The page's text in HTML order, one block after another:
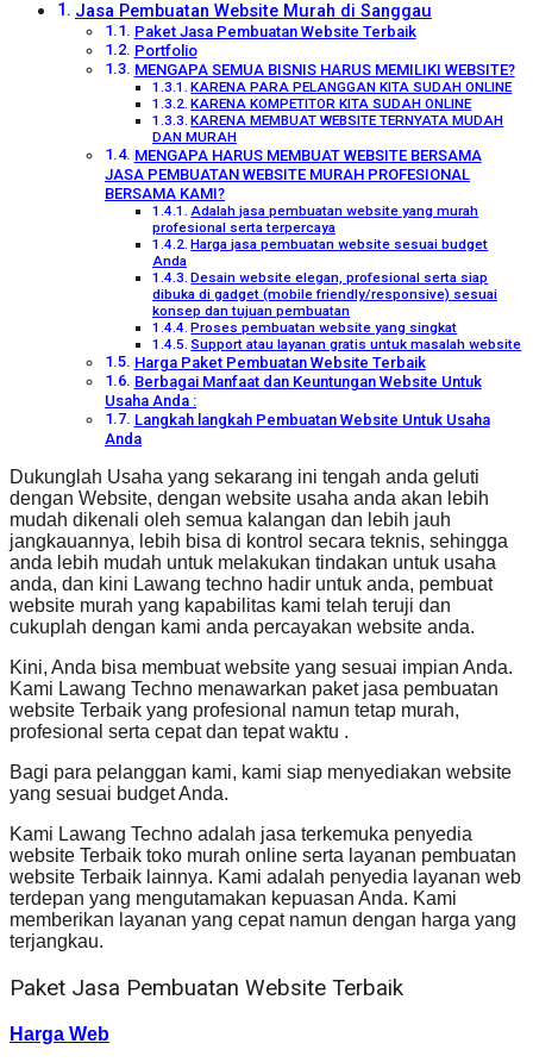
Jasa Pembuatan Website Murah di Sanggau
Paket Jasa Pembuatan Website Terbaik
Portfolio
MENGAPA SEMUA BISNIS HARUS MEMILIKI WEBSITE?
KARENA PARA PELANGGAN KITA SUDAH ONLINE
KARENA KOMPETITOR KITA SUDAH ONLINE
KARENA MEMBUAT WEBSITE TERNYATA MUDAH
DAN MURAH
MENGAPA HARUS MEMBUAT WEBSITE BERSAMA
JASA PEMBUATAN WEBSITE MURAH PROFESIONAL
BERSAMA KAMI?
Adalah jasa pembuatan website yang murah
profesional serta terpercaya
Harga jasa pembuatan website sesuai budget
Anda
Desain website elegan, profesional serta siap
dibuka di gadget (mobile friendly/responsive) sesuai
konsep dan tujuan pembuatan
Proses pembuatan website yang singkat
Support atau layanan gratis untuk masalah website
Harga Paket Pembuatan Website Terbaik
Berbagai Manfaat dan Keuntungan Website Untuk
Usaha Anda :
Langkah langkah Pembuatan Website Untuk Usaha
Anda
Dukunglah Usaha yang sekarang ini tengah anda geluti
dengan Website, dengan website usaha anda akan lebih
mudah dikenali oleh semua kalangan dan lebih jauh
jangkauannya, lebih bisa di kontrol secara teknis, sehingga
anda lebih mudah untuk melakukan tindakan untuk usaha
anda, dan kini Lawang techno hadir untuk anda, pembuat
website murah yang kapabilitas kami telah teruji dan
cukuplah dengan kami anda percayakan website anda.
Kini, Anda bisa membuat website yang sesuai impian Anda.
Kami Lawang Techno menawarkan paket jasa pembuatan
website Terbaik yang profesional namun tetap murah,
profesional serta cepat dan tepat waktu .
Bagi para pelanggan kami, kami siap menyediakan website
yang sesuai budget Anda.
Kami Lawang Techno adalah jasa terkemuka penyedia
website Terbaik toko murah online serta layanan pembuatan
website Terbaik lainnya. Kami adalah penyedia layanan web
terdepan yang mengutamakan kepuasan Anda. Kami
memberikan layanan yang cepat namun dengan harga yang
terjangkau.
Paket Jasa Pembuatan Website Terbaik
Harga Web